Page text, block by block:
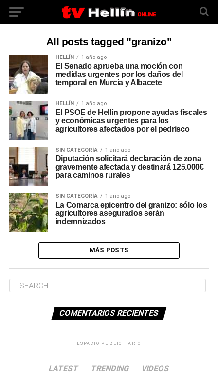
All posts tagged "granizo"
HELLÍN 1 año ago
El Senado aprueba una moción con
medidas urgentes por los daños del
temporal en Murcia y Albacete
HELLÍN 1 año ago
El PSOE de Hellín propone ayudas fiscales
y económicas urgentes para los
agricultores afectados por el pedrisco
SIN CATEGORÍA 1 año ago
Diputación solicitará declaración de zona
gravemente afectada y destinará 125.000€
para caminos rurales
SIN CATEGORÍA 1 año ago
La Comarca epicentro del granizo: sólo los
agricultores asegurados serán
indemnizados
MÁS POSTS
COMENTARIOS RECIENTES
ESPACIO PUBLICITARIO
LATEST TRENDING VIDEOS